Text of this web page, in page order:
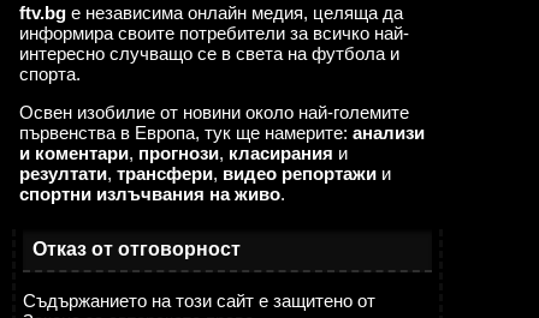
ftv.bg е независима онлайн медия, целяща да
информира своите потребители за всичко най-
интересно случващо се в света на футбола и
спорта.
Освен изобилие от новини около най-големите
първенства в Европа, тук ще намерите: анализи
и коментари, прогнози, класирания и
резултати, трансфери, видео репортажи и
спортни излъчвания на живо.
Отказ от отговорност
Съдържанието на този сайт е защитено от